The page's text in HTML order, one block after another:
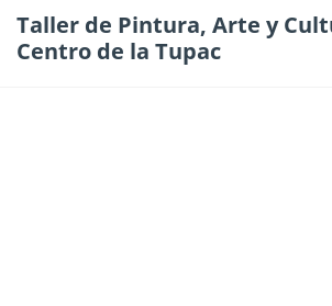
Taller de Pintura, Arte y
Centro de la Tupac